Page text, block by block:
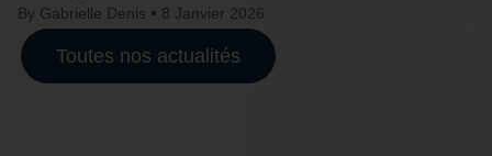
By Gabrielle Denis 8 Janvier 2026
Toutes nos actualités